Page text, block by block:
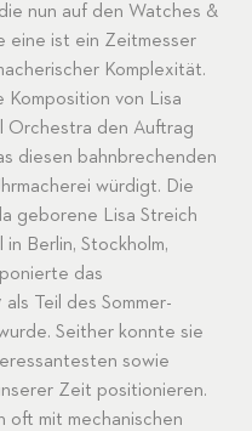
nun auf den Watches &
eine ist ein Zeitmesser
Komplexität.
Komposition von Lisa
Orchestra den Auftrag
diesen bahnbrechenden
würdigt. Die
geborene Lisa Streich
Berlin, Stockholm,
das
Teil des Sommer-
Seither konnte sie
sowie
Zeit positionieren.
oft mit mechanischen